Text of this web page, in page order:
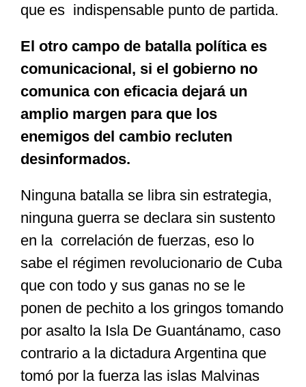
que es indispensable punto de partida.
El otro campo de batalla política es
comunicacional, si el gobierno no
comunica con eficacia dejará un
amplio margen para que los
enemigos del cambio recluten
desinformados.
Ninguna batalla se libra sin estrategia,
ninguna guerra se declara sin sustento
en la correlación de fuerzas, eso lo
sabe el régimen revolucionario de Cuba
que con todo y sus ganas no se le
ponen de pechito a los gringos tomando
por asalto la Isla De Guantánamo, caso
contrario a la dictadura Argentina que
tomó por la fuerza las islas Malvinas